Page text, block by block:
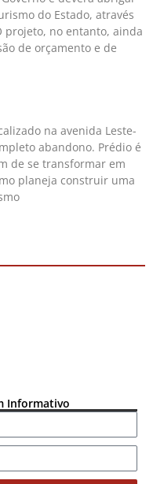
do Estado, através
projeto, no entanto, ainda
de orçamento e de
na avenida Leste-
abandono. Prédio é
de se transformar em
planeja construir uma
Informativo